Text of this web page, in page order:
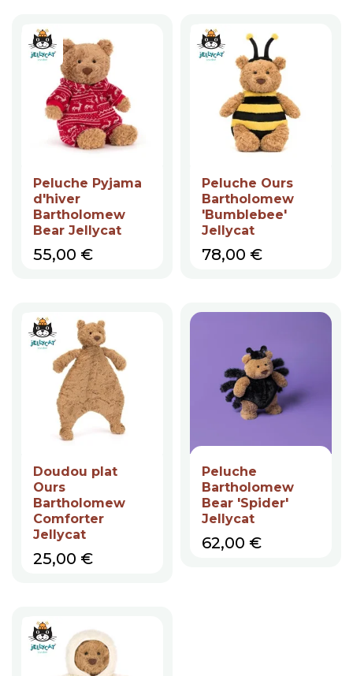
Peluche Pyjama
d'hiver
Bartholomew
Bear Jellycat
Prix
55,00 €
Peluche Ours
Bartholomew
'Bumblebee'
Jellycat
Prix
78,00 €
Doudou plat
Ours
Bartholomew
Comforter
Jellycat
Prix
25,00 €
Peluche
Bartholomew
Bear 'Spider'
Jellycat
Prix
62,00 €